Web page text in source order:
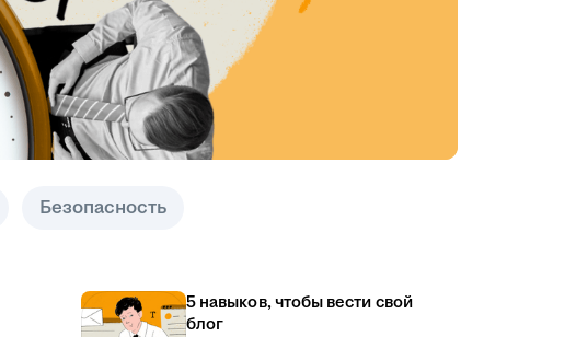
Безопасность
5 навыков, чтобы вести свой
блог